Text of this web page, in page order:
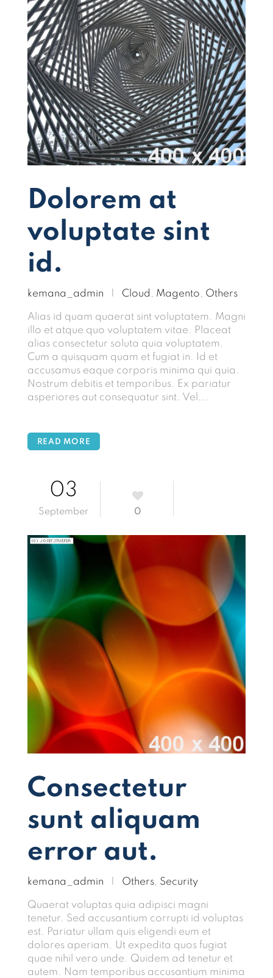
Dolorem at
voluptate sint
id.
kemana_admin Cloud , Magento, Others
Alias id quam quaerat sint voluptatem. Magni
illo et atque quo voluptatem vitae. Placeat
alias consectetur soluta quia voluptatem.
Cum a quisquam quam et fugiat in. Id et
accusamus eaque corporis minima qui quia.
Nostrum debitis et temporibus. Ex pariatur
asperiores aut consequatur sint. Vel...
READ MORE
03
September 0
Consectetur
sunt aliquam
error aut.
kemana_admin Others, Security
Quaerat voluptas quia adipisci magni
tenetur. Sed accusantium corrupti id voluptas
est. Pariatur ullam quis eligendi eum et
dolores aperiam. Ut expedita quos fugiat
quae nihil vero unde. Quidem ad tenetur et
autem. Nam temporibus accusantium minima